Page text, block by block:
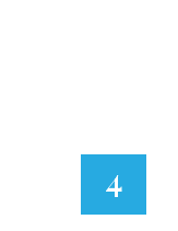
4